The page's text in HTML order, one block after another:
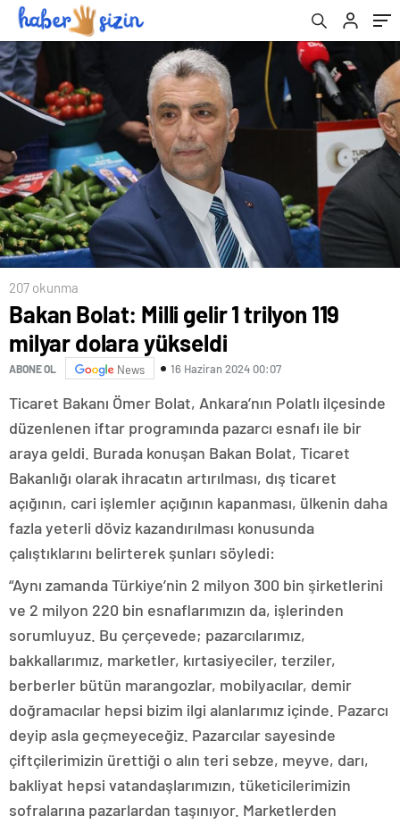
207 okunma
Bakan Bolat: Milli gelir 1 trilyon 119
milyar dolara yükseldi
ABONE OL News 16 Haziran 2024 00:07
Ticaret Bakanı Ömer Bolat, Ankara’nın Polatlı ilçesinde
düzenlenen iftar programında pazarcı esnafı ile bir
araya geldi. Burada konuşan Bakan Bolat, Ticaret
Bakanlığı olarak ihracatın artırılması, dış ticaret
açığının, cari işlemler açığının kapanması, ülkenin daha
fazla yeterli döviz kazandırılması konusunda
çalıştıklarını belirterek şunları söyledi:
“Aynı zamanda Türkiye’nin 2 milyon 300 bin şirketlerini
ve 2 milyon 220 bin esnaflarımızın da, işlerinden
sorumluyuz. Bu çerçevede; pazarcılarımız,
bakkallarımız, marketler, kırtasiyeciler, terziler,
berberler bütün marangozlar, mobilyacılar, demir
doğramacılar hepsi bizim ilgi alanlarımız içinde. Pazarcı
deyip asla geçmeyeceğiz. Pazarcılar sayesinde
çiftçilerimizin ürettiği o alın teri sebze, meyve, darı,
bakliyat hepsi vatandaşlarımızın, tüketicilerimizin
sofralarına pazarlardan taşınıyor. Marketlerden